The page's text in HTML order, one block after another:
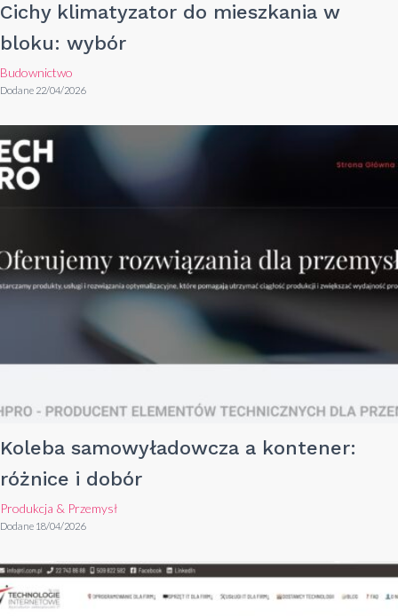
Cichy klimatyzator do mieszkania w
bloku: wybór
Budownictwo
Dodane 22/04/2026
Koleba samowyładowcza a kontener:
różnice i dobór
Produkcja & Przemysł
Dodane 18/04/2026